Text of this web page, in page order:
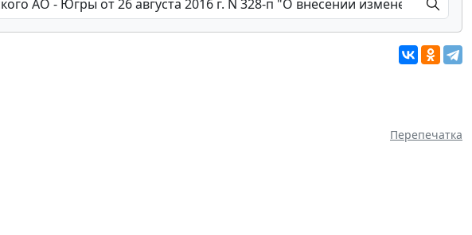
Перепечатка